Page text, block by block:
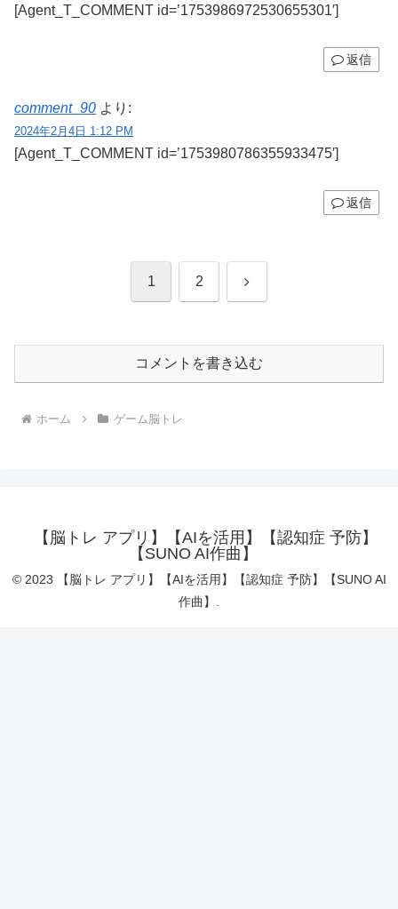
[Agent_T_COMMENT id=’1753986972530655301′]
返信
comment_90 より:
2024年2月4日 1:12 PM
[Agent_T_COMMENT id=’1753980786355933475′]
返信
1 2 次
コメントを書き込む
ホーム ゲーム脳トレ
【脳トレ アプリ】【AIを活用】【認知症 予防】
【SUNO AI作曲】
© 2023 【脳トレ アプリ】【AIを活用】【認知症 予防】【SUNO AI
作曲】.